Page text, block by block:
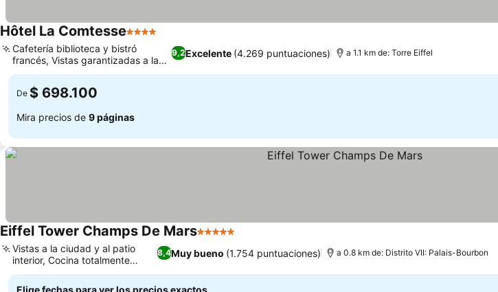
Hôtel La Comtesse4 Estrellas
9,2Excelente (4.269 puntuaciones)
Cafetería biblioteca y bistró
francés, Vistas garantizadas a la
Torre Eiffel
a 1.1 km de: Torre Eiffel
De $ 698.100
Mira precios de 9 páginas
Eiffel Tower Champs De Mars5 Estrellas
8,4Muy bueno (1.754 puntuaciones)
Vistas a la ciudad y al patio
interior, Cocina totalmente
equipada
a 0.8 km de: Distrito VII: Palais-Bourbon
Elige fechas para ver los precios exactos